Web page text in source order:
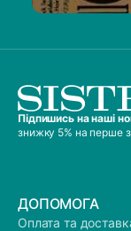
Підпишись на наші
знижку 5% на перше
ДОПОМОГА
Оплата та